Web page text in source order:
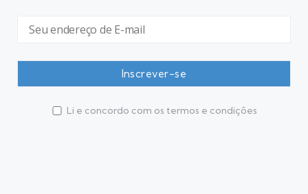
Li e concordo com os termos e condições